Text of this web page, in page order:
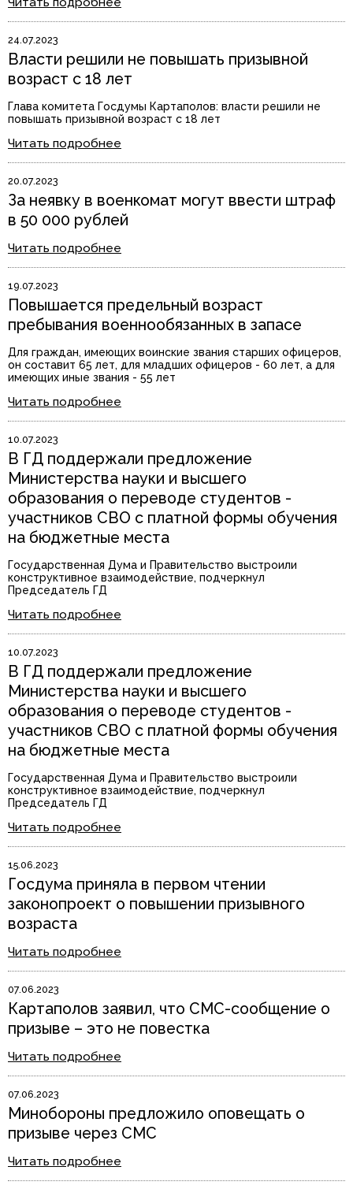
24.07.2023
Власти решили не повышать призывной
возраст с 18 лет
Глава комитета Госдумы Картаполов: власти решили не
повышать призывной возраст с 18 лет
Читать подробнее
20.07.2023
За неявку в военкомат могут ввести штраф
в 50 000 рублей
Читать подробнее
19.07.2023
Повышается предельный возраст
пребывания военнообязанных в запасе
Для граждан, имеющих воинские звания старших офицеров,
он составит 65 лет, для младших офицеров - 60 лет, а для
имеющих иные звания - 55 лет
Читать подробнее
10.07.2023
В ГД поддержали предложение
Министерства науки и высшего
образования о переводе студентов -
участников СВО с платной формы обучения
на бюджетные места
Государственная Дума и Правительство выстроили
конструктивное взаимодействие, подчеркнул
Председатель ГД
Читать подробнее
10.07.2023
В ГД поддержали предложение
Министерства науки и высшего
образования о переводе студентов -
участников СВО с платной формы обучения
на бюджетные места
Государственная Дума и Правительство выстроили
конструктивное взаимодействие, подчеркнул
Председатель ГД
Читать подробнее
15.06.2023
Госдума приняла в первом чтении
законопроект о повышении призывного
возраста
Читать подробнее
07.06.2023
Картаполов заявил, что СМС-сообщение о
призыве – это не повестка
Читать подробнее
07.06.2023
Минобороны предложило оповещать о
призыве через СМС
Читать подробнее